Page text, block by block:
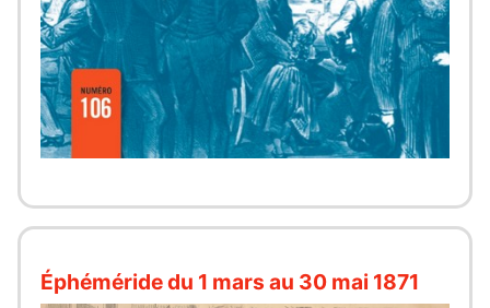
Éphéméride du 1 mars au 30 mai 1871